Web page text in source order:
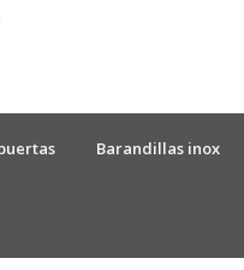
Barandillas inox